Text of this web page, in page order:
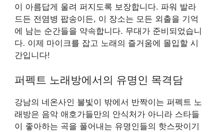
이 아름답게 울려 퍼지도록 보장합니다. 파워 발라
드든 전염병 팝송이든, 이 장소는 모든 외출을 기억
에 남는 순간들을 약속합니다. 무대가 준비되었습니
다. 이제 마이크를 잡고 노래의 즐거움에 몰입할 시
간입니다!
퍼펙트 노래방에서의 유명인 목격담
강남의 네온사인 불빛이 밖에서 반짝이는 퍼펙트 노
래방은 음악 애호가들만의 안식처가 아니라 스타들
이 좋아하는 곡을 풀어내는 유명인들의 핫스팟이기